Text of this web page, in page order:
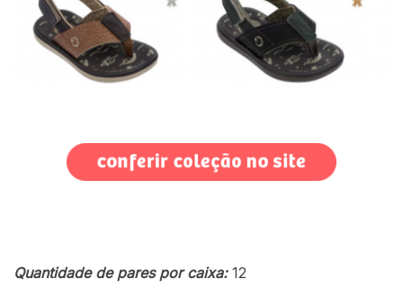
Quantidade de pares por caixa: 12